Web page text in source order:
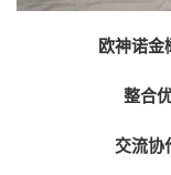
欧神诺金
整合
交流协